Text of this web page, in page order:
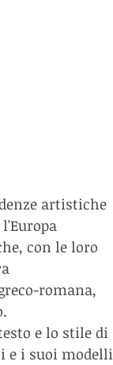
artistiche
con le loro
romana,
e lo stile di
e i suoi modelli